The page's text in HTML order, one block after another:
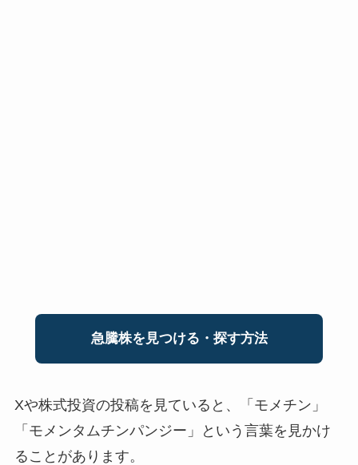
急騰株を見つける・探す方法
Xや株式投資の投稿を見ていると、「モメチン」
「モメンタムチンパンジー」という言葉を見かけ
ることがあります。